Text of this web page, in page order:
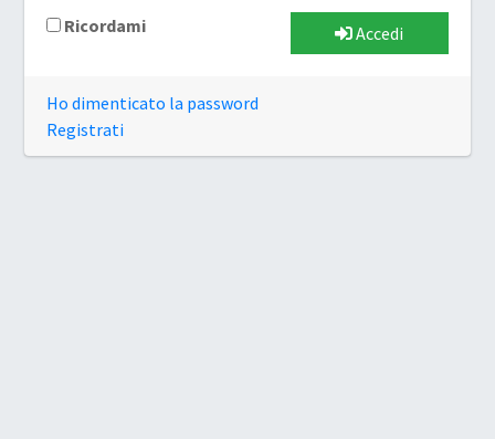
Ricordami Accedi
Ho dimenticato la password
Registrati